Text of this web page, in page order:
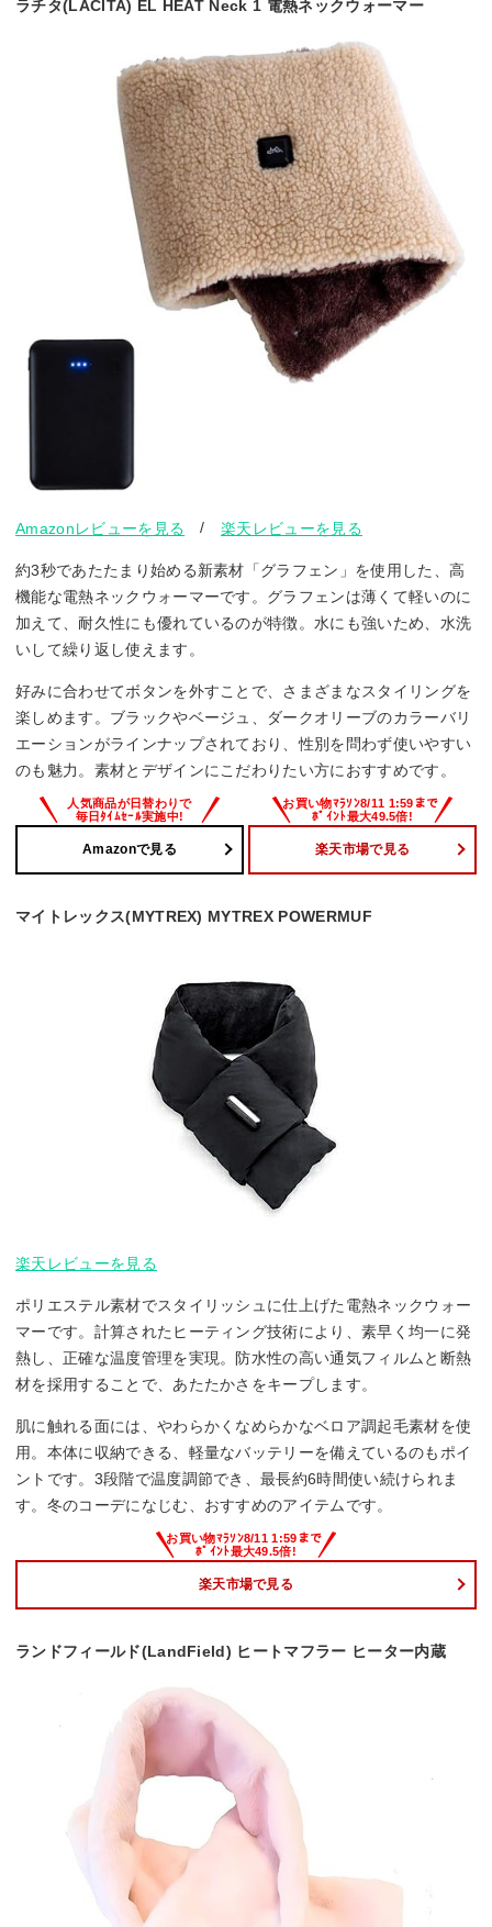
ラチタ(LACITA) EL HEAT Neck 1 電熱ネックウォーマー
Amazonレビューを見る /楽天レビューを見る
約3秒であたたまり始める新素材「グラフェン」を使用した、高
機能な電熱ネックウォーマーです。グラフェンは薄くて軽いのに
加えて、耐久性にも優れているのが特徴。水にも強いため、水洗
いして繰り返し使えます。
好みに合わせてボタンを外すことで、さまざまなスタイリングを
楽しめます。ブラックやベージュ、ダークオリーブのカラーバリ
エーションがラインナップされており、性別を問わず使いやすい
のも魅力。素材とデザインにこだわりたい方におすすめです。
Amazonで見る 楽天市場で見る
マイトレックス(MYTREX) MYTREX POWERMUF
楽天レビューを見る
ポリエステル素材でスタイリッシュに仕上げた電熱ネックウォー
マーです。計算されたヒーティング技術により、素早く均一に発
熱し、正確な温度管理を実現。防水性の高い通気フィルムと断熱
材を採用することで、あたたかさをキープします。
肌に触れる面には、やわらかくなめらかなベロア調起毛素材を使
用。本体に収納できる、軽量なバッテリーを備えているのもポイ
ントです。3段階で温度調節でき、最長約6時間使い続けられま
す。冬のコーデになじむ、おすすめのアイテムです。
楽天市場で見る
ランドフィールド(LandField) ヒートマフラー ヒーター内蔵